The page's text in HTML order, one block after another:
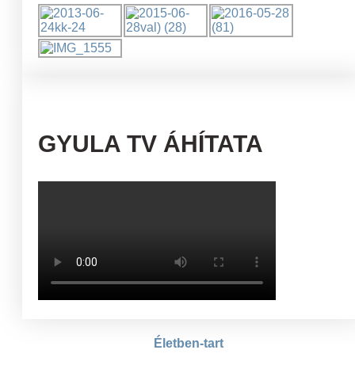
GYULA TV ÁHÍTATA
Életben-tart